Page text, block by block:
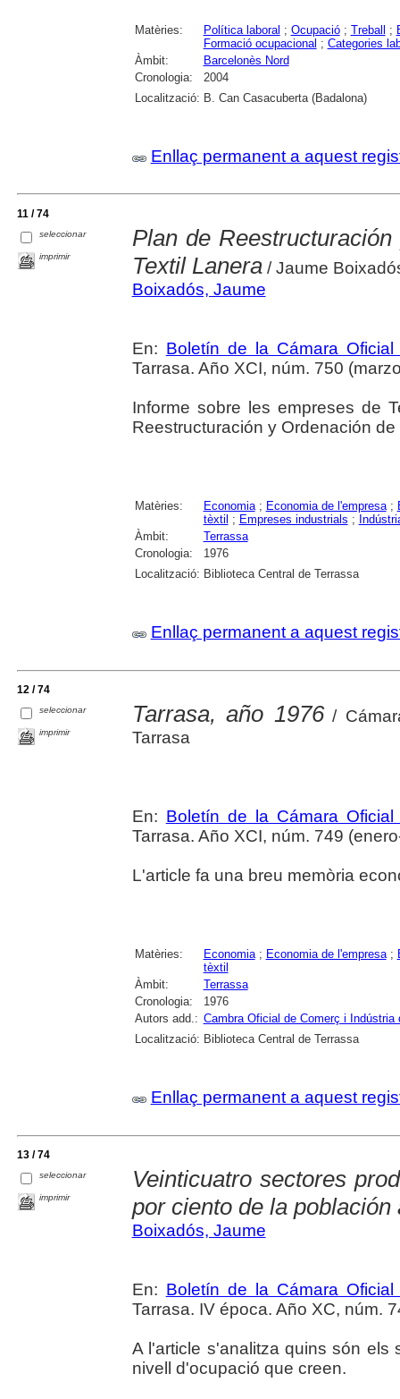
Matèries: Política laboral ; Ocupació; Treball ;
Formació ocupacional ; Categories
Àmbit:
Barcelonès Nord
Cronologia:
2004
Localització: B. Can Casacuberta (Badalona)
Enllaç permanent a aquest
11 / 74
seleccionar
imprimir
Plan de
Textil Lanera/ Jaume
Boixadós, Jaume
En: Boletín de la Cámara
Tarrasa. Año XCI, núm. 750
Informe sobre les empreses de
Reestructuración y Ordenación
Matèries: Economia; Economia de l'empresa;
tèxtil ; Empreses industrials ;
Àmbit:
Terrassa
Cronologia:
1976
Localització: Biblioteca Central de Terrassa
Enllaç permanent a aquest
12 / 74
seleccionar
imprimir
Tarrasa, año 1976/
Tarrasa
En: Boletín de la Cámara
Tarrasa. Año XCI, núm. 749
L'article fa una breu memòria
Matèries: Economia; Economia de l'empresa;
tèxtil
Àmbit:
Terrassa
Cronologia:
1976
Autors add.: Cambra Oficial de Comerç i Indústria
Localització: Biblioteca Central de Terrassa
Enllaç permanent a aquest
13 / 74
seleccionar
imprimir
Veinticuatro sectores
por ciento de la población
Boixadós, Jaume
En: Boletín de la Cámara
Tarrasa. IV época. Año XC, núm.
A l'article s'analitza quins són els
nivell d'ocupació que creen.